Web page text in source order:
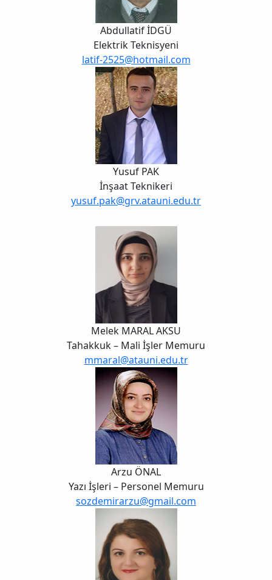
Abdullatif İDGÜ
Elektrik Teknisyeni
latif-2525@hotmail.com
Yusuf PAK
İnşaat Teknikeri
yusuf.pak@grv.atauni.edu.tr
Melek MARAL AKSU
Tahakkuk – Mali İşler Memuru
mmaral@atauni.edu.tr
Arzu ÖNAL
Yazı İşleri – Personel Memuru
sozdemirarzu@gmail.com